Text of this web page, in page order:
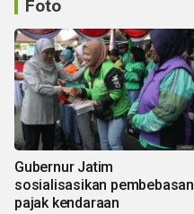
Foto
Gubernur Jatim
sosialisasikan pembebasan
pajak kendaraan